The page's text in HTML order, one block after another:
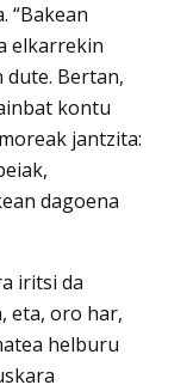
“Bakean
elkarrekin
Bertan,
kontu
jantzita:
dagoena
iritsi da
eta, oro har,
helburu